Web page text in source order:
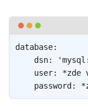
database:
dsn:
user:
*zde
password :